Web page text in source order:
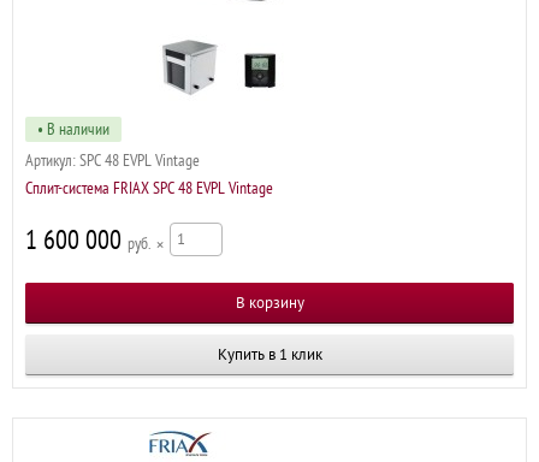
• В наличии
Артикул: SPC 48 EVPL Vintage
Сплит-система FRIAX SPC 48 EVPL Vintage
1 600 000 р ×
Купить в 1 клик